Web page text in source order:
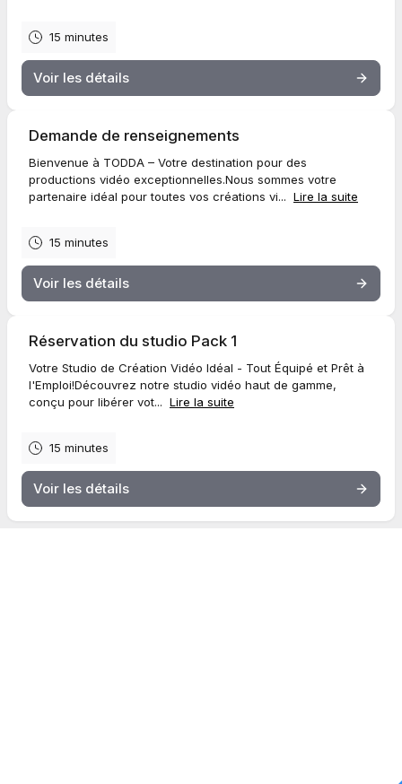
15 minutes
Voir les détails
Demande de renseignements
Bienvenue à TODDA – Votre destination pour des
productions vidéo exceptionnelles.Nous sommes votre
partenaire idéal pour toutes vos créations vi... Lire la suite
15 minutes
Voir les détails
Réservation du studio Pack 1
Votre Studio de Création Vidéo Idéal - Tout Équipé et Prêt à
l'Emploi! Découvrez notre studio vidéo haut de gamme,
conçu pour libérer vot... Lire la suite
15 minutes
Voir les détails